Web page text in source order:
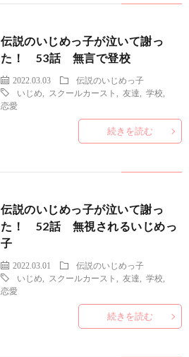
伝説のいじめっ子が泣いて謝っ
た！ 53話 無言で登校
2022.03.03
伝説のいじめっ子
いじめ
スクールカースト 友達 ,学校
恋愛
続きを読む
伝説のいじめっ子が泣いて謝っ
た！ 52話 無視されるいじめっ
子
2022.03.01
伝説のいじめっ子
いじめ
スクールカースト 友達 ,学校
恋愛
続きを読む